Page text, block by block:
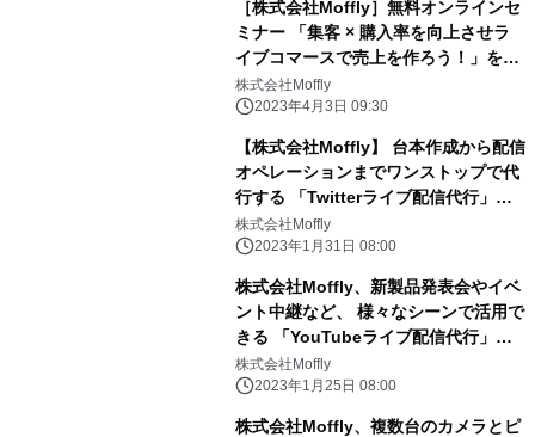
［株式会社Moffly］無料オンラインセ
ミナー 「集客 × 購入率を向上させラ
イブコマースで売上を作ろう！」を
4/5(水)18:00～19:00にて開催
株式会社Moffly
2023年4月3日 09:30
【株式会社Moffly】 台本作成から配信
オペレーションまでワンストップで代
行する 「Twitterライブ配信代行」プ
ランをリリース
株式会社Moffly
2023年1月31日 08:00
株式会社Moffly、新製品発表会やイベ
ント中継など、 様々なシーンで活用で
きる 「YouTubeライブ配信代行」プ
ランをリリース
株式会社Moffly
2023年1月25日 08:00
株式会社Moffly、複数台のカメラとピ